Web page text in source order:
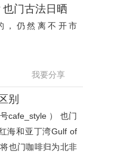
门古法日晒
，仍然离不开市
我要分享
别
cafe_style ） 也门
海和亚丁湾Gulf of
也门咖啡归为北非